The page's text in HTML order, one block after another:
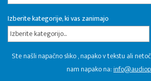
Izberite kategorije, ki vas zanimajo
Izberite kategorijo...
Ste našli napačno sliko , napako v tekstu ali
nam napako na: